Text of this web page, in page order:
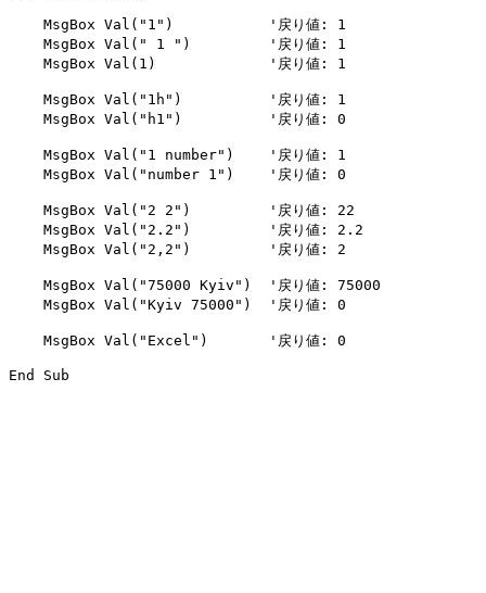
    MsgBox Val("1")           '戻り値: 1
    MsgBox Val(" 1 ")         '戻り値: 1
    MsgBox Val(1)             '戻り値: 1
    MsgBox Val("1h")          '戻り値: 1
    MsgBox Val("h1")          '戻り値: 0
    MsgBox Val("1 number")    '戻り値: 1
    MsgBox Val("number 1")    '戻り値: 0
    MsgBox Val("2 2")         '戻り値: 22
    MsgBox Val("2.2")         '戻り値: 2.2
    MsgBox Val("2,2")         '戻り値: 2
    MsgBox Val("75000 Kyiv")  '戻り値: 75000
    MsgBox Val("Kyiv 75000")  '戻り値: 0
    MsgBox Val("Excel")       '戻り値: 0